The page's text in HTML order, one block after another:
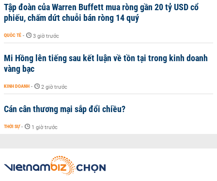
Tập đoàn của Warren Buffett mua ròng gần 20 tỷ USD cổ
phiếu, chấm dứt chuỗi bán ròng 14 quý
QUỐC TẾ - 3 giờ trước
Mi Hồng lên tiếng sau kết luận về tồn tại trong kinh doanh
vàng bạc
KINH DOANH - 2 giờ trước
Cán cân thương mại sắp đổi chiều?
THỜI SỰ - 1 giờ trước